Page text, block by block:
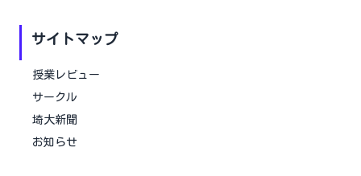
サイトマップ
授業レビュー
サークル
埼大新聞
お知らせ